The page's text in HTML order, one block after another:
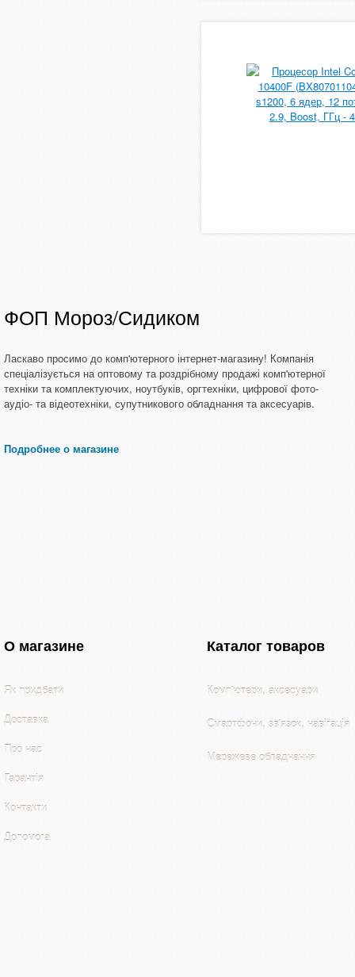
ФОП Мороз/Сидиком
Ласкаво просимо до комп'ютерного інтернет-магазину! Компанія
спеціалізується на оптовому та роздрібному продажі комп'ютерної
техніки та комплектуючих, ноутбуків, оргтехніки, цифрової фото-
аудіо- та відеотехніки, супутникового обладнання та аксесуарів.
Подробнее о магазине
О магазине
Як придбати
Доставка
Про нас
Гарантія
Контакти
Допомога
Каталог товаров
Комп'ютери, аксесуари
Смартфони, зв'язок, навігація
Мережеве обладнання